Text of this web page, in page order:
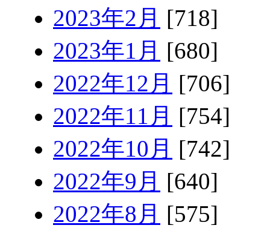
2023年2月 [718]
2023年1月 [680]
2022年12月 [706]
2022年11月 [754]
2022年10月 [742]
2022年9月 [640]
2022年8月 [575]